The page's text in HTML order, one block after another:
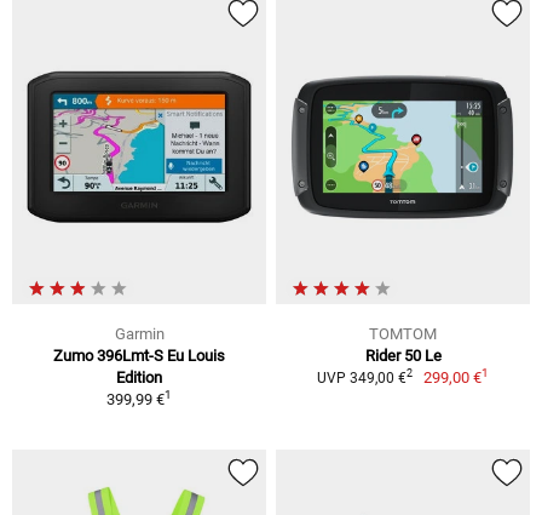
Garmin
Zumo 396Lmt-S Eu Louis
Edition
399,99 €1
TOMTOM
Rider 50 Le
UVP 349,00 €2 299,00 €1